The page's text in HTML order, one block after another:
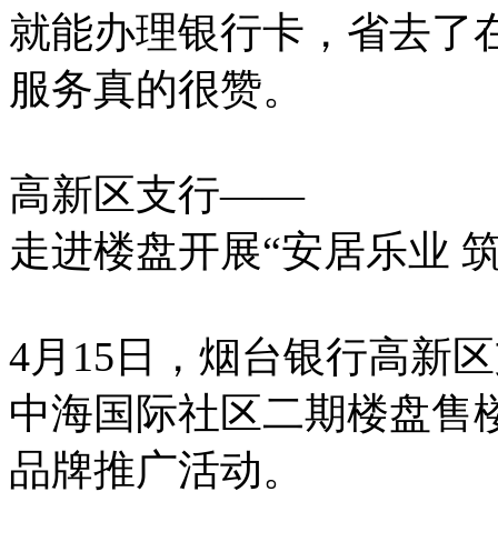
就能办理银行卡，省去了
服务真的很赞。
高新区支行——
走进楼盘开展“安居乐业
4月15日，烟台银行高新
中海国际社区二期楼盘售
品牌推广活动。